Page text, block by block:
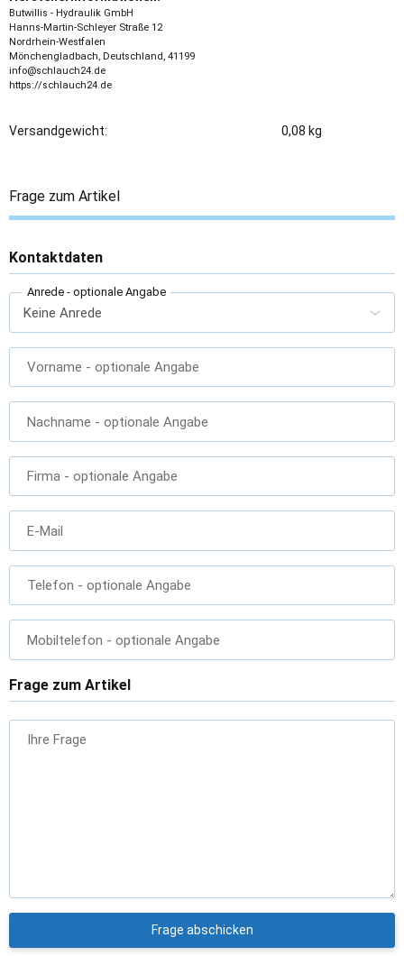
Butwillis - Hydraulik GmbH
Hanns-Martin-Schleyer Straße 12
Nordrhein-Westfalen
Mönchengladbach, Deutschland, 41199
info@schlauch24.de
https://schlauch24.de
Versandgewicht: 0,08 kg
Frage zum Artikel
Kontaktdaten
Anrede - optionale Angabe
Vorname - optionale Angabe
Nachname - optionale Angabe
Firma - optionale Angabe
E-Mail
Telefon - optionale Angabe
Mobiltelefon - optionale Angabe
Frage zum Artikel
Ihre Frage
Frage abschicken